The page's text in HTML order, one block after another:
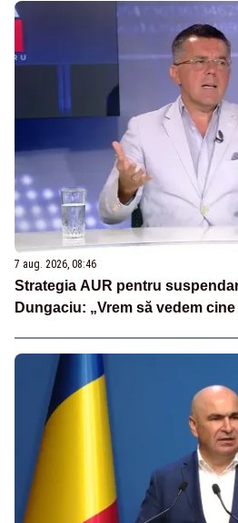
7 aug. 2026, 08:46
Strategia AUR pentru
Dungaciu: „Vrem să vedem